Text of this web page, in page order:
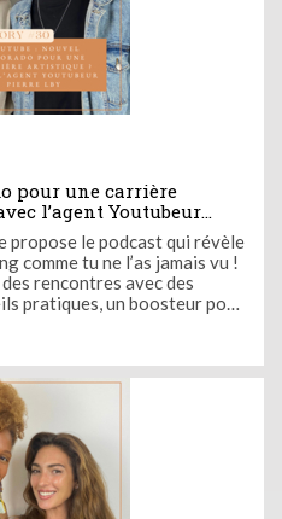
pour une carrière
l’agent Youtubeur
épisode de Casting Call,
de Casting.fr
propose le podcast qui révèle
comme tu ne l’as jamais vu !
rencontres avec des
pratiques, un boosteur pour
avec Casting Call ! Dans ...